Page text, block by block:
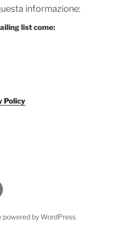
informazione:
list come:
Policy
powered by WordPress